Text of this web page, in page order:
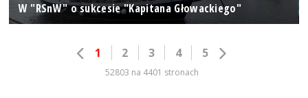
W "RSnW" o sukcesie "Kapitana Głowackiego"
1 2 3 4 5
52803 na 4401 stronach